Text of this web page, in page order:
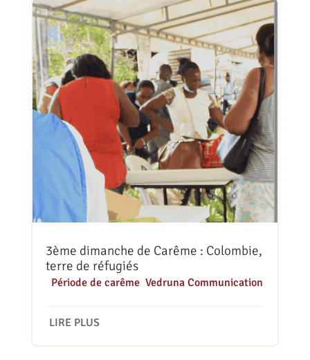
3ème dimanche de Carême : Colombie,
terre de réfugiés
Période de carême, Vedruna Communication
LIRE PLUS